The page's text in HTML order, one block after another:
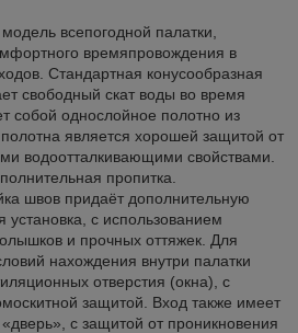
, модель всепогодной палатки,
времяпровождения в
Стандартная конусообразная
свободный скат воды во время
собой однослойное полотно из
является хорошей защитой от
водоотталкивающими свойствами.
пропитка.
швов придаёт дополнительную
установка, с использованием
и прочных оттяжек. Для
нахождения внутри палатки
отверстия (окна), с
защитой. Вход также имеет
с защитой от проникновения